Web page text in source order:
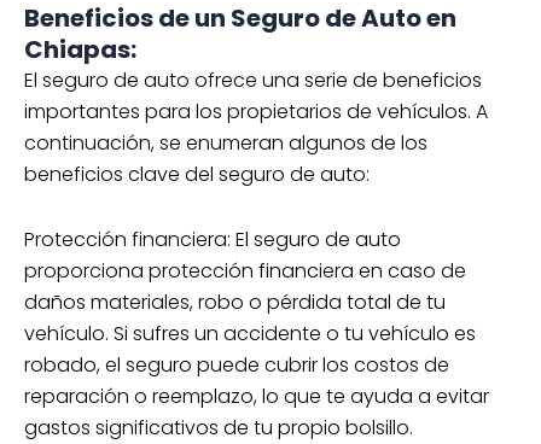
Beneficios de un Seguro de Auto en
Chiapas:
El seguro de auto ofrece una serie de beneficios
importantes para los propietarios de vehículos. A
continuación, se enumeran algunos de los
beneficios clave del seguro de auto:
Protección financiera: El seguro de auto
proporciona protección financiera en caso de
daños materiales, robo o pérdida total de tu
vehículo. Si sufres un accidente o tu vehículo es
robado, el seguro puede cubrir los costos de
reparación o reemplazo, lo que te ayuda a evitar
gastos significativos de tu propio bolsillo.